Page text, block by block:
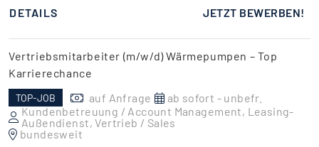
DETAILS JETZT BEWERBEN!
Vertriebsmitarbeiter (m/w/d) Wärmepumpen – Top
Karrierechance
TOP-JOB auf Anfrage
ab sofort - unbefr.
Kundenbetreuung / Account Management, Leasing-
Außendienst, Vertrieb / Sales
bundesweit